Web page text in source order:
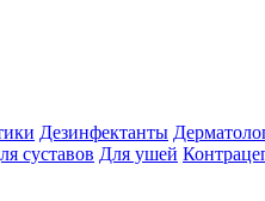
Дезинфектанты
суставов Для ушей